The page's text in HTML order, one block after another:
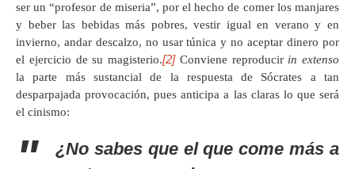
ser un “profesor de miseria”, por el hecho de comer los manjares
y beber las bebidas más pobres, vestir igual en verano y en
invierno, andar descalzo, no usar túnica y no aceptar dinero por
el ejercicio de su magisterio.[2]Conviene reproducir in extenso
la parte más sustancial de la respuesta de Sócrates a tan
desparpajada provocación, pues anticipa a las claras lo que será
el cinismo:
¿No sabes que el que come más a